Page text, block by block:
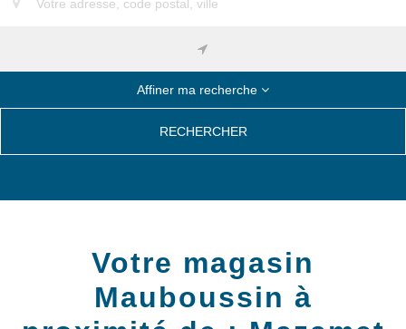
Affiner ma recherche
RECHERCHER
Votre magasin
Mauboussin à